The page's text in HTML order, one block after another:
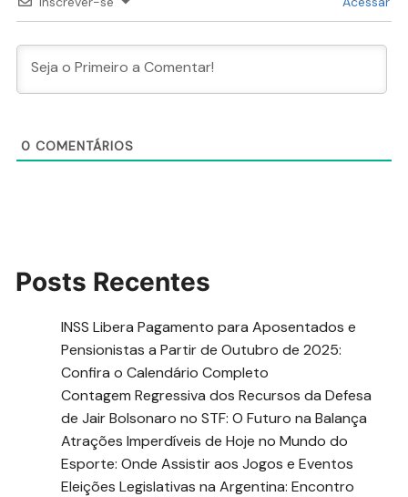
0 COMENTÁRIOS
Posts Recentes
INSS Libera Pagamento para Aposentados e
Pensionistas a Partir de Outubro de 2025:
Confira o Calendário Completo
Contagem Regressiva dos Recursos da Defesa
de Jair Bolsonaro no STF: O Futuro na Balança
Atrações Imperdíveis de Hoje no Mundo do
Esporte: Onde Assistir aos Jogos e Eventos
Eleições Legislativas na Argentina: Encontro